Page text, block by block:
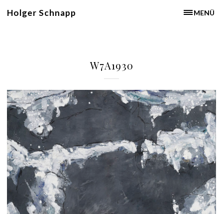
MENÜ
Holger Schnapp
W7A1930